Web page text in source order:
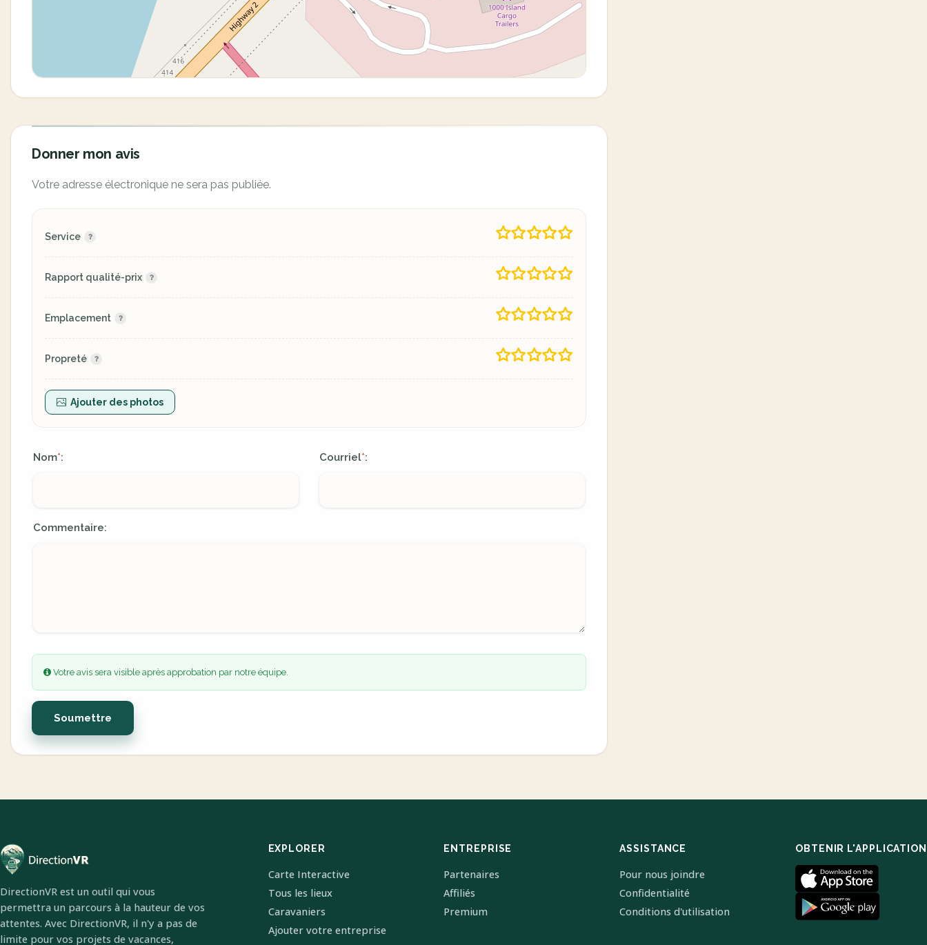
Donner mon avis
Votre adresse électronique ne sera pas publiée.
Service
Rapport qualité-prix
Emplacement
Propreté
Ajouter des photos
Nom*: Courriel*:
Commentaire:
Votre avis sera visible après approbation par notre équipe.
Soumettre
DirectionVR est un outil qui vous
permettra un parcours à la hauteur de vos
attentes. Avec DirectionVR, il n'y a pas de
limite pour vos projets de vacances,
EXPLORER
Carte Interactive
Tous les lieux
Caravaniers
Ajouter votre entreprise
ENTREPRISE
Partenaires
Affiliés
Premium
ASSISTANCE
Pour nous joindre
Confidentialité
Conditions d'utilisation
OBTENIR L'APPLICATION